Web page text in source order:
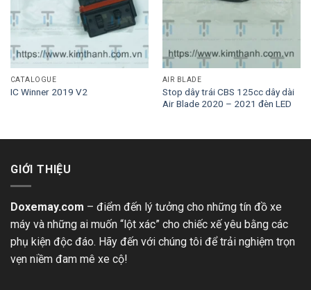
CATALOGUE
IC Winner 2019 V2
AIR BLADE
Stop dây trái CBS 125cc dây dài
Air Blade 2020 – 2021 đèn LED
GIỚI THIỆU
Doxemay.com – điểm đến lý tưởng cho những tín đồ xe
máy và những ai muốn “lột xác” cho chiếc xế yêu bằng các
phụ kiện độc đáo. Hãy đến với chúng tôi để trải nghiệm trọn
vẹn niềm đam mê xe cộ!